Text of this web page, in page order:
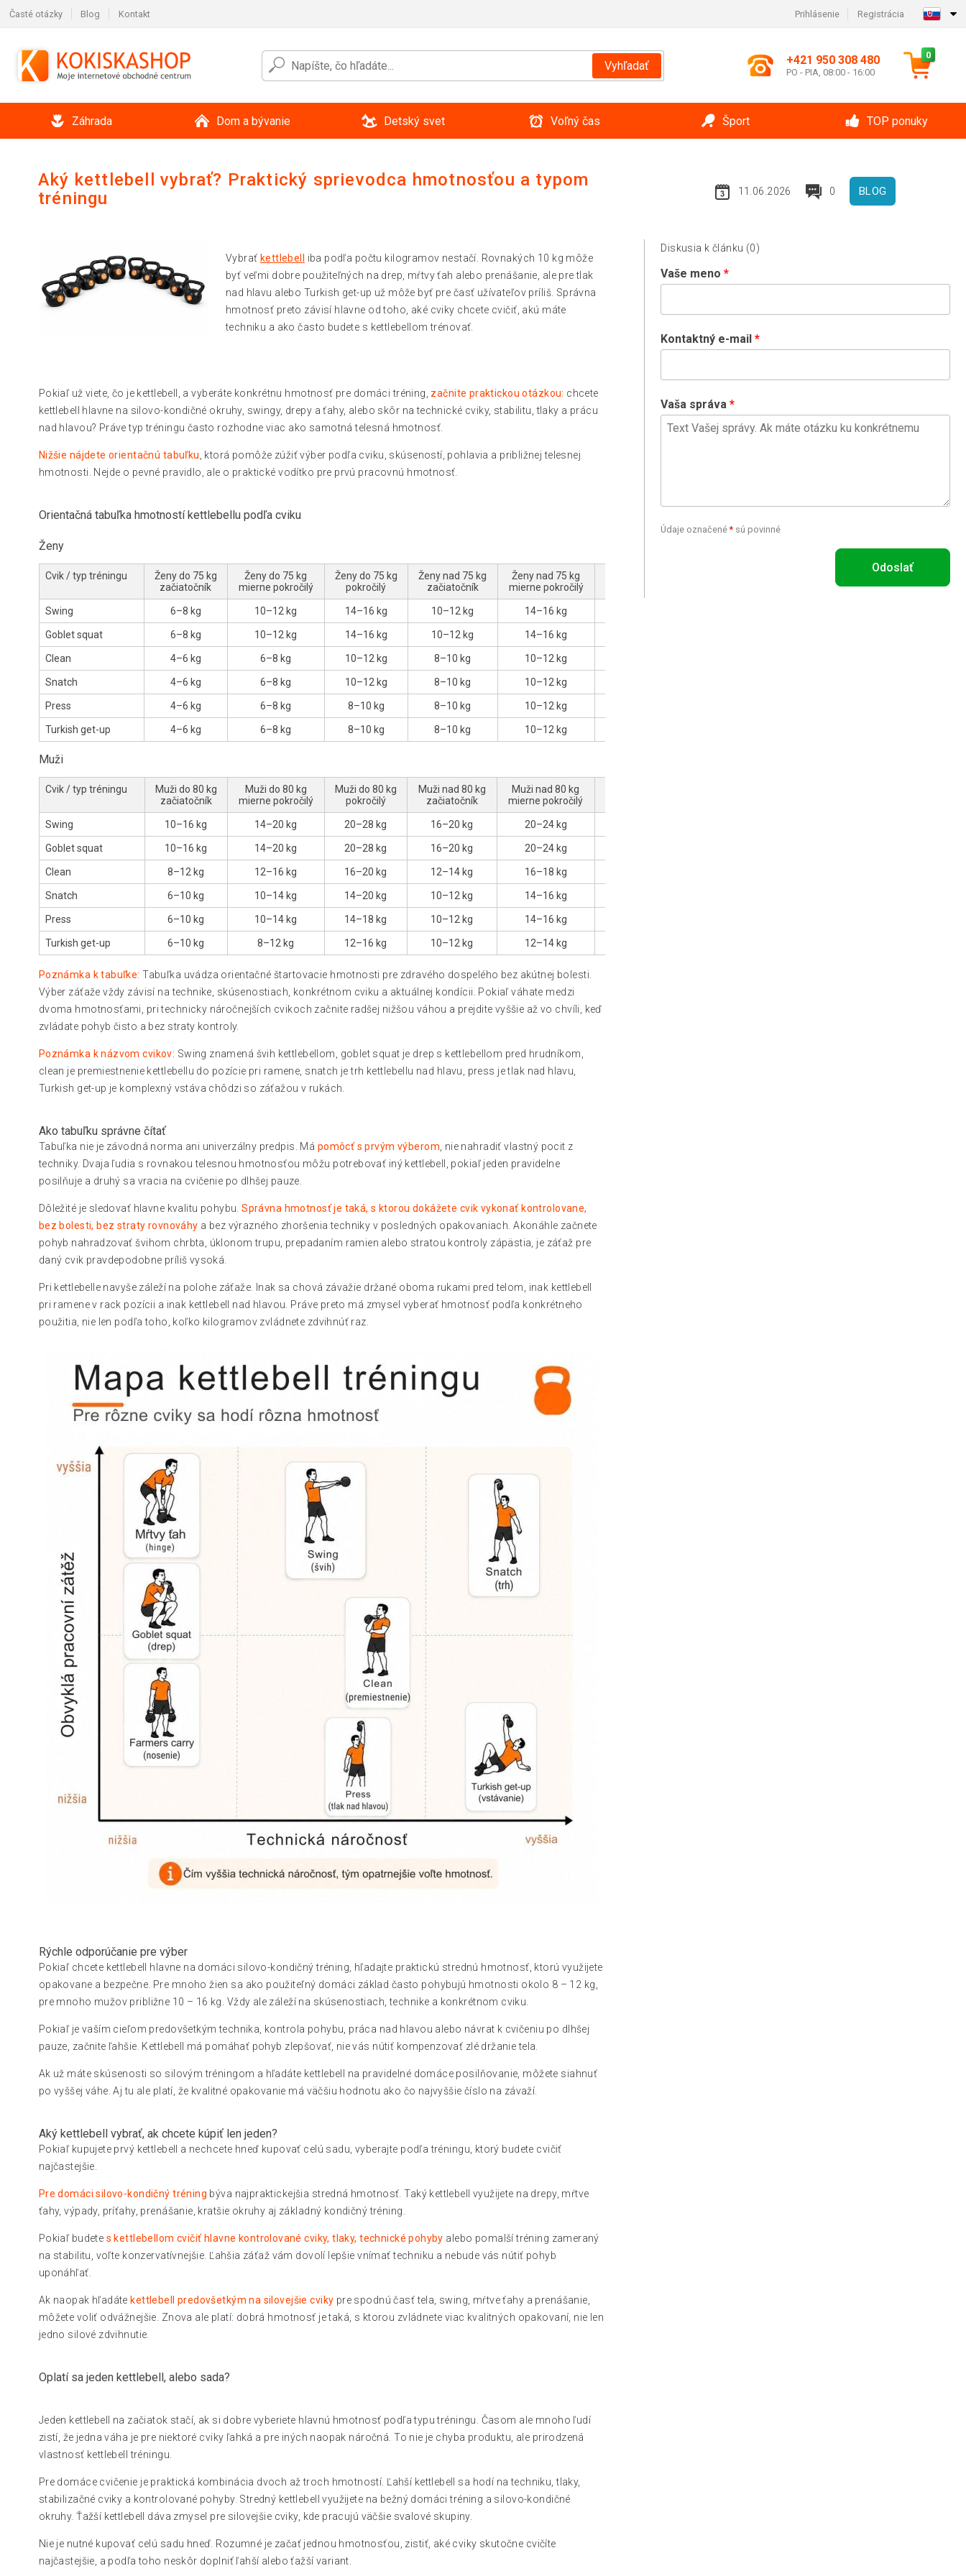
Časté otázky Blog Kontakt Prihlásenie Registrácia
Vyhľadať +421 950 308 480
PO - PIA, 08:00 - 16:00
0
Záhrada Dom a bývanie Detský svet Voľný čas Šport TOP ponuky
Aký kettlebell vybrať? Praktický sprievodca hmotnosťou a typom
tréningu
11.06.2026 0 BLOG
Vybrať kettlebell
iba podľa počtu kilogramov nestačí. Rovnakých 10 kg môže
byť veľmi dobre použiteľných na drep, mŕtvy ťah alebo prenášanie, ale pre tlak
nad hlavu alebo Turkish get-up už môže byť pre časť užívateľov príliš. Správna
hmotnosť preto závisí hlavne od toho, aké cviky chcete cvičiť, akú máte
techniku ​​a ako často budete s kettlebellom trénovať.
Pokiaľ už viete, čo je kettlebell, a vyberáte konkrétnu hmotnosť pre domáci tréning, začnite praktickou otázkou: chcete
kettlebell hlavne na silovo-kondičné okruhy, swingy, drepy a ťahy, alebo skôr na technické cviky, stabilitu, tlaky a prácu
nad hlavou? Práve typ tréningu často rozhodne viac ako samotná telesná hmotnosť.
Nižšie nájdete orientačnú tabuľku , ktorá pomôže zúžiť výber podľa cviku, skúseností, pohlavia a približnej telesnej
hmotnosti. Nejde o pevné pravidlo, ale o praktické vodítko pre prvú pracovnú hmotnosť.
Orientačná tabuľka hmotností kettlebellu podľa cviku
Ženy
Cvik / typ tréningu
Ženy do 75 kg
začiatočník
Ženy do 75 kg
mierne pokročilý
Ženy do 75 kg
pokročilý
Ženy nad 75 kg
začiatočník
Ženy nad 75 kg
mierne pokročilý
Swing 6–8 kg 10–12 kg 14–16 kg 10–12 kg 14–16 kg
Goblet squat 6–8 kg 10–12 kg 14–16 kg 10–12 kg 14–16 kg
Clean 4–6 kg 6–8 kg 10–12 kg 8–10 kg 10–12 kg
Snatch 4–6 kg 6–8 kg 10–12 kg 8–10 kg 10–12 kg
Press 4–6 kg 6–8 kg 8–10 kg 8–10 kg 10–12 kg
Turkish get-up 4–6 kg 6–8 kg 8–10 kg 8–10 kg 10–12 kg
Muži
Cvik / typ tréningu
Muži do 80 kg
začiatočník
Muži do 80 kg
mierne pokročilý
Muži do 80 kg
pokročilý
Muži nad 80 kg
začiatočník
Muži nad 80 kg
mierne pokročilý
Swing 10–16 kg 14–20 kg 20–28 kg 16–20 kg 20–24 kg
Goblet squat 10–16 kg 14–20 kg 20–28 kg 16–20 kg 20–24 kg
Clean 8–12 kg 12–16 kg 16–20 kg 12–14 kg 16–18 kg
Snatch 6–10 kg 10–14 kg 14–20 kg 10–12 kg 14–16 kg
Press 6–10 kg 10–14 kg 14–18 kg 10–12 kg 14–16 kg
Turkish get-up 6–10 kg 8–12 kg 12–16 kg 10–12 kg 12–14 kg
Poznámka k tabuľke: Tabuľka uvádza orientačné štartovacie hmotnosti pre zdravého dospelého bez akútnej bolesti.
Výber záťaže vždy závisí na technike, skúsenostiach, konkrétnom cviku a aktuálnej kondícii. Pokiaľ váhate medzi
dvoma hmotnosťami, pri technicky náročnejších cvikoch začnite radšej nižšou váhou a prejdite vyššie až vo chvíli, keď
zvládate pohyb čisto a bez straty kontroly.
Poznámka k názvom cvikov: Swing znamená švih kettlebellom, goblet squat je drep s kettlebellom pred hrudníkom,
clean je premiestnenie kettlebellu do pozície pri ramene, snatch je trh kettlebellu nad hlavu, press je tlak nad hlavu,
Turkish get-up je komplexný vstáva chôdzi so záťažou v rukách.
Ako tabuľku správne čítať
Tabuľka nie je závodná norma ani univerzálny predpis. Má pomôcť s prvým výberom , nie nahradiť vlastný pocit z
techniky. Dvaja ľudia s rovnakou telesnou hmotnosťou môžu potrebovať iný kettlebell, pokiaľ jeden pravidelne
posilňuje a druhý sa vracia na cvičenie po dlhšej pauze.
Dôležité je sledovať hlavne kvalitu pohybu.Správna hmotnosť je taká, s ktorou dokážete cvik vykonať kontrolovane,
bez bolesti, bez straty rovnováhy a bez výrazného zhoršenia techniky v posledných opakovaniach. Akonáhle začnete
pohyb nahradzovať švihom chrbta, úklonom trupu, prepadaním ramien alebo stratou kontroly zápästia, je záťaž pre
daný cvik pravdepodobne príliš vysoká.
Pri kettlebelle navyše záleží na polohe záťaže. Inak sa chová závažie držané oboma rukami pred telom, inak kettlebell
pri ramene v rack pozícii a inak kettlebell nad hlavou. Práve preto má zmysel vyberať hmotnosť podľa konkrétneho
použitia, nie len podľa toho, koľko kilogramov zvládnete zdvihnúť raz.
Rýchle odporúčanie pre výber
Pokiaľ chcete kettlebell hlavne na domáci silovo-kondičný tréning, hľadajte praktickú strednú hmotnosť, ktorú využijete
opakovane a bezpečne. Pre mnoho žien sa ako použiteľný domáci základ často pohybujú hmotnosti okolo 8 – 12 kg,
pre mnoho mužov približne 10 – 16 kg. Vždy ale záleží na skúsenostiach, technike a konkrétnom cviku.
Pokiaľ je vaším cieľom predovšetkým technika, kontrola pohybu, práca nad hlavou alebo návrat k cvičeniu po dlhšej
pauze, začnite ľahšie. Kettlebell má pomáhať pohyb zlepšovať, nie vás nútiť kompenzovať zlé držanie tela.
Ak už máte skúsenosti so silovým tréningom a hľadáte kettlebell na pravidelné domáce posilňovanie, môžete siahnuť
po vyššej váhe. Aj tu ale platí, že kvalitné opakovanie má väčšiu hodnotu ako čo najvyššie číslo na závaží.
Aký kettlebell vybrať, ak chcete kúpiť len jeden?
Pokiaľ kupujete prvý kettlebell a nechcete hneď kupovať celú sadu, vyberajte podľa tréningu, ktorý budete cvičiť
najčastejšie.
Pre domáci silovo-kondičný tréning býva najpraktickejšia stredná hmotnosť. Taký kettlebell využijete na drepy, mŕtve
ťahy, výpady, príťahy, prenášanie, kratšie okruhy aj základný kondičný tréning.
Pokiaľ budete s kettlebellom cvičiť hlavne kontrolované cviky, tlaky, technické pohyby alebo pomalší tréning zameraný
na stabilitu, voľte konzervatívnejšie. Ľahšia záťaž vám dovolí lepšie vnímať techniku ​​a nebude vás nútiť pohyb
uponáhľať.
Ak naopak hľadáte kettlebell predovšetkým na silovejšie cviky pre spodnú časť tela, swing, mŕtve ťahy a prenášanie,
môžete voliť odvážnejšie. Znova ale platí: dobrá hmotnosť je taká, s ktorou zvládnete viac kvalitných opakovaní, nie len
jedno silové zdvihnutie.
Oplatí sa jeden kettlebell, alebo sada?
Jeden kettlebell na začiatok stačí, ak si dobre vyberiete hlavnú hmotnosť podľa typu tréningu. Časom ale mnoho ľudí
zistí, že jedna váha je pre niektoré cviky ľahká a pre iných naopak náročná. To nie je chyba produktu, ale prirodzená
vlastnosť kettlebell tréningu.
Pre domáce cvičenie je praktická kombinácia dvoch až troch hmotností. Ľahší kettlebell sa hodí na techniku, tlaky,
stabilizačné cviky a kontrolované pohyby. Stredný kettlebell využijete na bežný domáci tréning a silovo-kondičné
okruhy. Ťažší kettlebell dáva zmysel pre silovejšie cviky, kde pracujú väčšie svalové skupiny.
Nie je nutné kupovať celú sadu hneď. Rozumné je začať jednou hmotnosťou, zistiť, aké cviky skutočne cvičíte
najčastejšie, a podľa toho neskôr doplniť ľahší alebo ťažší variant.
Diskusia k článku (0)
Vaše meno
Kontaktný e-mail
Vaša správa
Údaje označené* sú povinné
Odoslať